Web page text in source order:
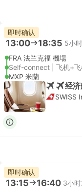
即时确认
13:00 18:35 5小
FRA 法兰克福 機場
Self-connect | 飞机+
MXP 米蘭
经
SWISS
即时确认
13:15 16:40 3小